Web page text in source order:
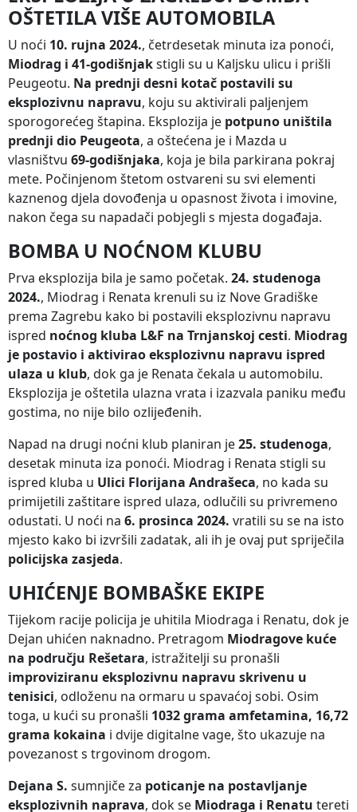
OŠTETILA VIŠE AUTOMOBILA
U noći 10. rujna 2024., četrdesetak minuta iza ponoći,
Miodrag i 41-godišnjakstigli su u Kaljsku ulicu i prišli
Peugeotu. Na prednji desni kotač postavili su
eksplozivnu napravu, koju su aktivirali paljenjem
sporogorećeg štapina. Eksplozija je potpuno uništila
prednji dio Peugeota, a oštećena je i Mazda u
vlasništvu 69-godišnjaka, koja je bila parkirana pokraj
mete. Počinjenom štetom ostvareni su svi elementi
kaznenog djela dovođenja u opasnost života i imovine,
nakon čega su napadači pobjegli s mjesta događaja.
BOMBA U NOĆNOM KLUBU
Prva eksplozija bila je samo početak. 24. studenoga
2024., Miodrag i Renata krenuli su iz Nove Gradiške
prema Zagrebu kako bi postavili eksplozivnu napravu
ispred noćnog kluba L&F na Trnjanskoj cesti. Miodrag
je postavio i aktivirao eksplozivnu napravu ispred
ulaza u klub, dok ga je Renata čekala u automobilu.
Eksplozija je oštetila ulazna vrata i izazvala paniku među
gostima, no nije bilo ozlijeđenih.
Napad na drugi noćni klub planiran je25. studenoga,
desetak minuta iza ponoći. Miodrag i Renata stigli su
ispred kluba u Ulici Florijana Andrašeca, no kada su
primijetili zaštitare ispred ulaza, odlučili su privremeno
odustati. U noći na 6. prosinca 2024. vratili su se na isto
mjesto kako bi izvršili zadatak, ali ih je ovaj put spriječila
policijska zasjeda.
UHIĆENJE BOMBAŠKE EKIPE
Tijekom racije policija je uhitila Miodraga i Renatu, dok je
Dejan uhićen naknadno. Pretragom Miodragove kuće
na području Rešetara, istražitelji su pronašli
improviziranu eksplozivnu napravu skrivenu u
tenisici, odloženu na ormaru u spavaćoj sobi. Osim
toga, u kući su pronašli 1032 grama amfetamina, 16,72
grama kokaina i dvije digitalne vage, što ukazuje na
povezanost s trgovinom drogom.
Dejana S. sumnjiče za poticanje na postavljanje
eksplozivnih naprava, dok se Miodraga i Renatu tereti